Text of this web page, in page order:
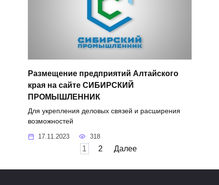
Размещение предприятий Алтайского
края на сайте СИБИРСКИЙ
ПРОМЫШЛЕННИК
Для укрепления деловых связей и расширения
возможностей
17.11.2023 318
1 2 Далее